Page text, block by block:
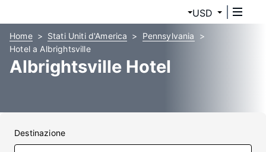
USD
Home Stati Uniti d'America
Pennsylvania
Hotel a Albrightsville
Albrightsville Hotel
Destinazione